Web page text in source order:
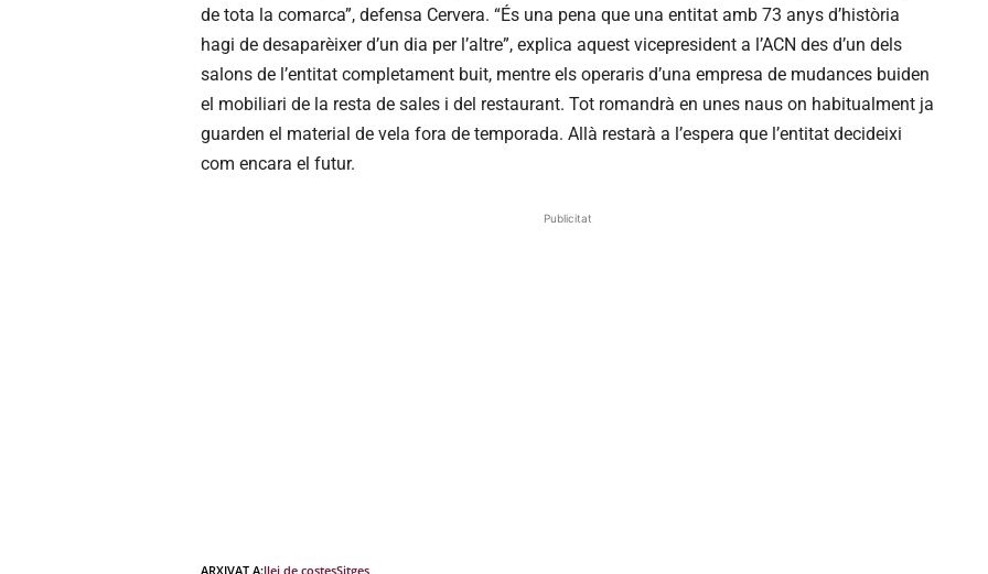
de tota la comarca”, defensa Cervera. “És una pena que una entitat amb 73 anys d’història
hagi de desaparèixer d’un dia per l’altre”, explica aquest vicepresident a l’ACN des d’un dels
salons de l’entitat completament buit, mentre els operaris d’una empresa de mudances buiden
el mobiliari de la resta de sales i del restaurant. Tot romandrà en unes naus on habitualment ja
guarden el material de vela fora de temporada. Allà restarà a l’espera que l’entitat decideixi
com encara el futur.
Publicitat
ARXIVAT A:llei de costesSitges